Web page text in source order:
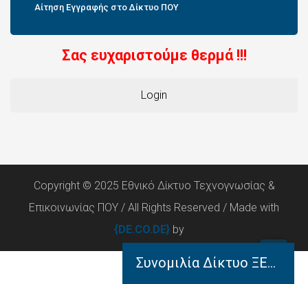
Αίτηση Εγγραφής στο Δίκτυο ΠΟΥ
Σας ευχαριστούμε θερμά !!!
Login
Copyright © 2025 Εθνικό Δίκτυο Τεχνογνωσίας &
Επικοινωνίας ΠΟΥ / All Rights Reserved / Made with
{DE.CO.DE} by
Συνομιλία Δίκτυο ΞΕΝΟΦΩΝ